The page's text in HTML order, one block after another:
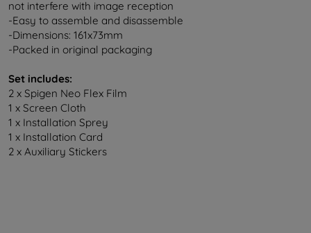
not interfere with image reception
-Easy to assemble and disassemble
-Dimensions: 161x73mm
-Packed in original packaging
Set includes:
2 x Spigen Neo Flex Film
1 x Screen Cloth
1 x Installation Sprey
1 x Installation Card
2 x Auxiliary Stickers